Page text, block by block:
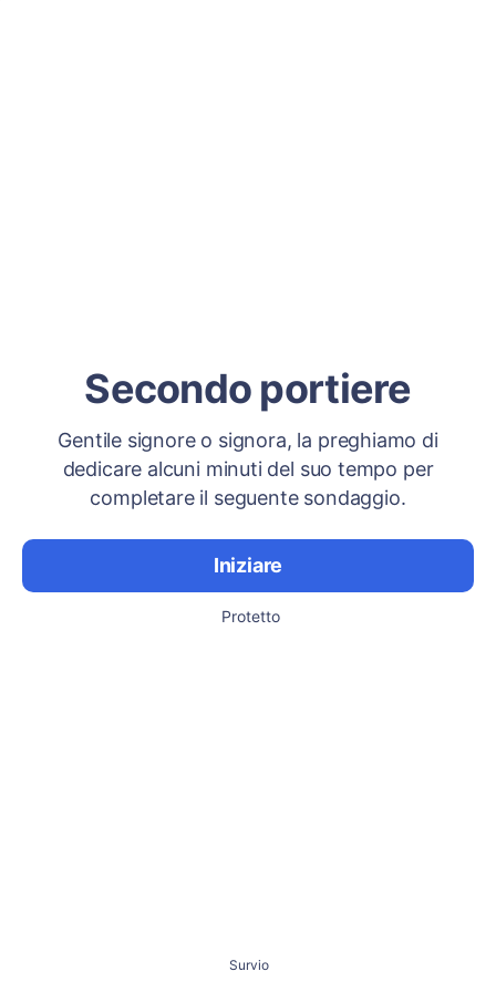
Secondo portiere
Gentile signore o signora, la preghiamo di
dedicare alcuni minuti del suo tempo per
completare il seguente sondaggio.
Iniziare
Protetto
Survio